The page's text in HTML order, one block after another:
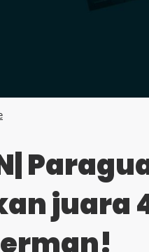
juara